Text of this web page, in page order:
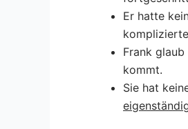
Er hatte
Frank
kommt.
Sie hat